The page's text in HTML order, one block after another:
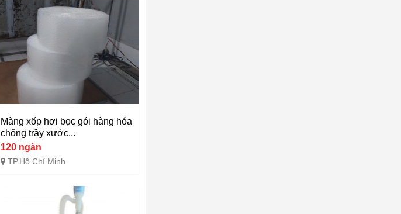
Màng xốp hơi bọc gói hàng hóa
chống trầy xước...
120 ngàn
TP.Hồ Chí Minh